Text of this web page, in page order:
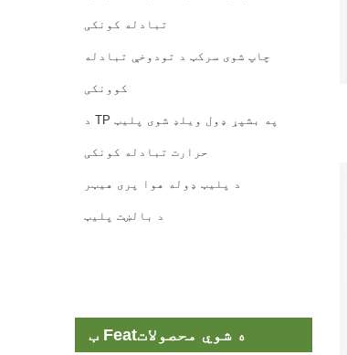
تبادله کونکی
چاپ شوی سرکټ د تودوخې تبادله
کوونکی
د TP په بشپړ ډول ویلډ شوی پلیټ
حرارت تبادله کونکی
د پلیټ ډوله هوا پری هیټر
د بالښت پلیټ
ب Featه شوي محصولات